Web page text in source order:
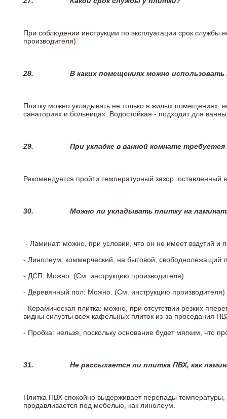
При соблюдении инструкции по эксплуатации срок
производителя)
28. В каких помещениях можно
Плитку можно укладывать не только в жилых помещениях,
санаториях и больницах. Водостойкая - подходит для
29. При укладке в ванной комнате
Рекомендуется пройти температурный зазор,
30. Можно ли укладывать плитку на
- Ламинат: можно, при условии, что он не имеет вздутий
- Линолеум: коммерческий, на бытовой, свободнолежащий
- ДСП: Можно. (См. инструкцию производителя)
- Деревянный пол: Можно. (См. инструкцию производителя)
- Керамическая плитка: можно, при отсутствии резких
видны силуэты всех кафельных плиток из-за проседания
- Пробка: нельзя, поскольку основание будет мягким, что
31. Не рассыхается ли плитка ПВХ, как
Плитка ПВХ спокойно выдерживает перепады температуры,
продавливается под мебелью, как линолеум.